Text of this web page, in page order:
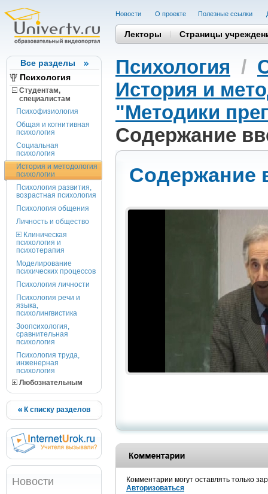
Все разделы
Психология
Студентам,
cпециалистам
Психофизиология
Общая и когнитивная
психология
Социальная
психология
История и методология
психологии
Психология развития,
возрастная психология
Психология общения
Личность и общество
Клиническая
психология и
психотерапия
Моделирование
психических процессов
Психология личности
Психология речи и
языка,
психолингвистика
Зоопсихология,
сравнительная
психология
Психология труда,
инженерная
психология
Любознательным
К списку разделов
Новости
Новости О проекте Полезные cсылки
Лекторы Страницы
Психология /
История и
"Методики
Содержание
Содержание
Комментарии могут оставлять только
Авторизоваться